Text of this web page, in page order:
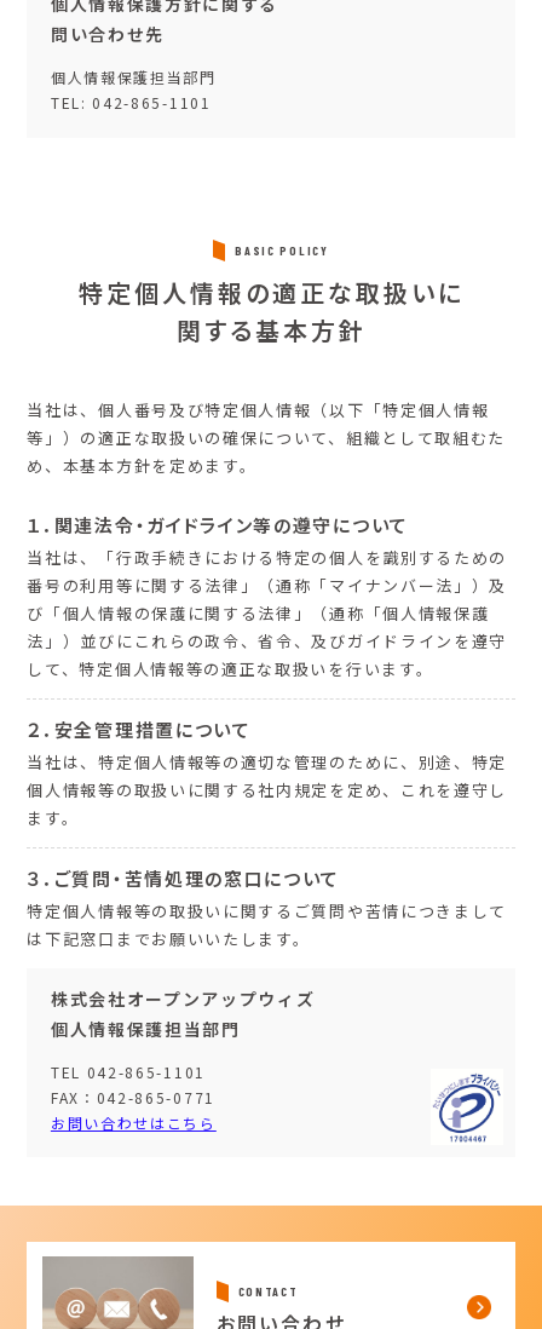
問い合わせ先
個人情報保護担当部門
TEL: 042-865-1101
BASIC POLICY
特定個人情報の適正な取扱いに
関する基本方針
当社は、個人番号及び特定個人情報（以下「特定個人情報
等」）の適正な取扱いの確保について、組織として取組むた
め、本基本方針を定めます。
１．関連法令・ガイドライン等の遵守について
当社は、「行政手続きにおける特定の個人を識別するための
番号の利用等に関する法律」（通称「マイナンバー法」）及
び「個人情報の保護に関する法律」（通称「個人情報保護
法」）並びにこれらの政令、省令、及びガイドラインを遵守
して、特定個人情報等の適正な取扱いを行います。
２．安全管理措置について
当社は、特定個人情報等の適切な管理のために、別途、特定
個人情報等の取扱いに関する社内規定を定め、これを遵守し
ます。
３．ご質問・苦情処理の窓口について
特定個人情報等の取扱いに関するご質問や苦情につきまして
は下記窓口までお願いいたします。
株式会社オープンアップウィズ
個人情報保護担当部門
TEL 042-865-1101
FAX：042-865-0771
お問い合わせはこちら
CONTACT